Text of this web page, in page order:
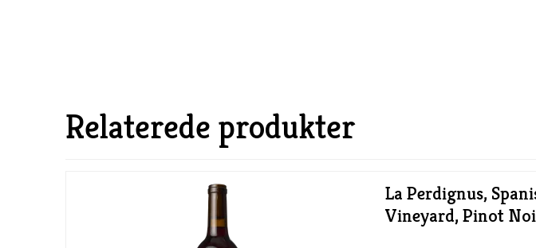
Relaterede produkter
La Perdignus,
Vineyard, Pinot